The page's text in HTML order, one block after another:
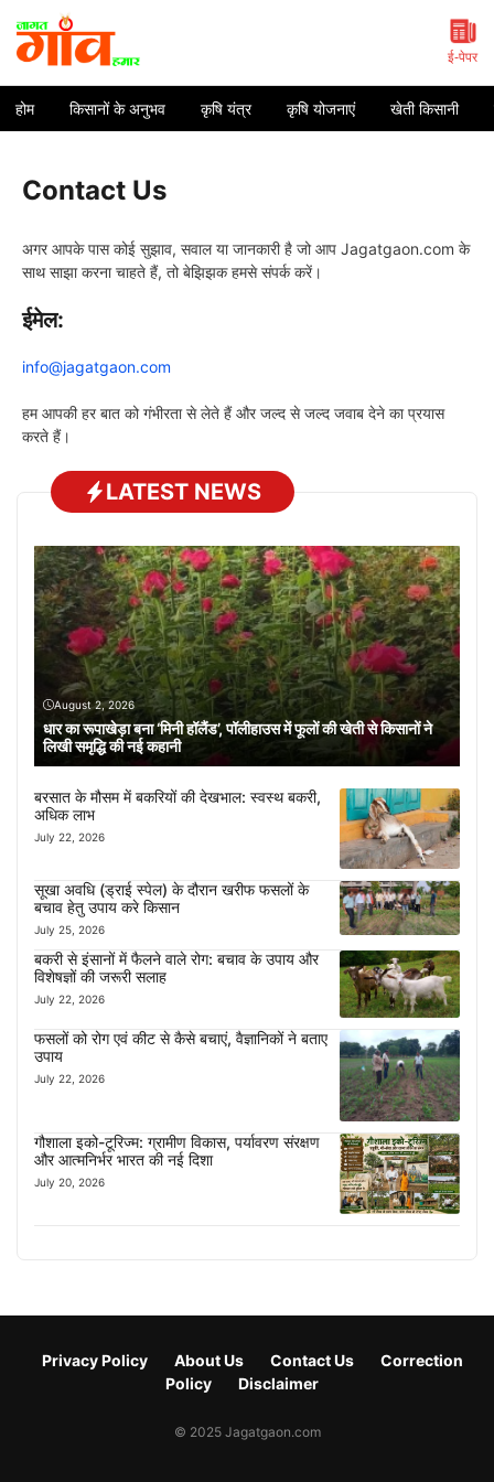
content
ई-पेपर
होम किसानों के अनुभव कृषि यंत्र कृषि योजनाएं खेती किसानी
Contact Us
अगर आपके पास कोई सुझाव, सवाल या जानकारी है जो आप Jagatgaon.com के
साथ साझा करना चाहते हैं, तो बेझिझक हमसे संपर्क करें।
ईमेल:
info@jagatgaon.com
हम आपकी हर बात को गंभीरता से लेते हैं और जल्द से जल्द जवाब देने का प्रयास
करते हैं।
LATEST NEWS
August 2, 2026
धार का रूपाखेड़ा बना ‘मिनी हॉलैंड’, पॉलीहाउस में फूलों की खेती से किसानों ने
लिखी समृद्धि की नई कहानी
बरसात के मौसम में बकरियों की देखभाल: स्वस्थ बकरी,
अधिक लाभ
July 22, 2026
सूखा अवधि (ड्राई स्पेल) के दौरान खरीफ फसलों के
बचाव हेतु उपाय करे किसान
July 25, 2026
बकरी से इंसानों में फैलने वाले रोग: बचाव के उपाय और
विशेषज्ञों की जरूरी सलाह
July 22, 2026
फसलों को रोग एवं कीट से कैसे बचाएं, वैज्ञानिकों ने बताए
उपाय
July 22, 2026
गौशाला इको-टूरिज्म: ग्रामीण विकास, पर्यावरण संरक्षण
और आत्मनिर्भर भारत की नई दिशा
July 20, 2026
Privacy Policy About Us Contact Us
Correction
Policy
Disclaimer
© 2025 Jagatgaon.com